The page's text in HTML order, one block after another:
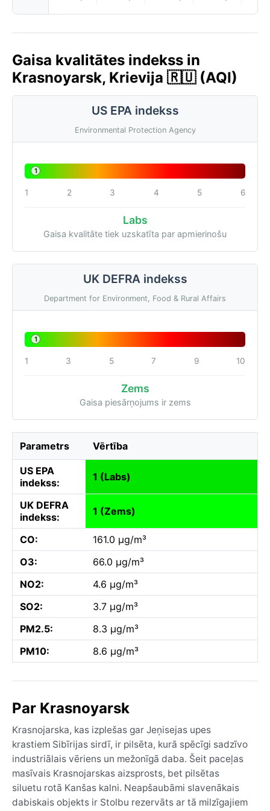
Gaisa kvalitātes indekss in
Krasnoyarsk, Krievija 🇷🇺 (AQI)
US EPA indekss
Environmental Protection Agency
1
1 2 3 4 5 6
Labs
Gaisa kvalitāte tiek uzskatīta par apmierinošu
UK DEFRA indekss
Department for Environment, Food & Rural Affairs
1
1 3 5 7 9 10
Zems
Gaisa piesārņojums ir zems
Parametrs Vērtība
US EPA
indekss:
1 (Labs)
UK DEFRA
indekss:
1 (Zems)
CO:
161.0 µg/m³
O3:
66.0 µg/m³
NO2:
4.6 µg/m³
SO2:
3.7 µg/m³
PM2.5:
8.3 µg/m³
PM10:
8.6 µg/m³
Par Krasnoyarsk
Krasnojarska, kas izplešas gar Jeņisejas upes
krastiem Sibīrijas sirdī, ir pilsēta, kurā spēcīgi sadzīvo
industriālais vēriens un mežonīgā daba. Šeit paceļas
masīvais Krasnojarskas aizsprosts, bet pilsētas
siluetu rotā Kanšas kalni. Neapšaubāmi slavenākais
dabiskais objekts ir Stolbu rezervāts ar tā milzīgajiem